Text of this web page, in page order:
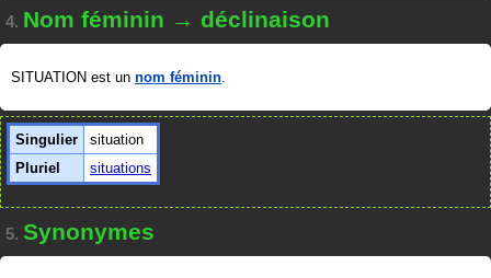
4. Nom féminin → déclinaison
SITUATION est un nom féminin.
Singulier
situation
Pluriel
situations
5. Synonymes